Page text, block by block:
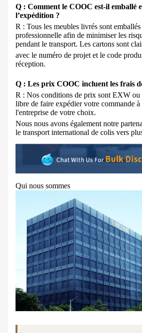
Q : Comment le COOC est-il emballé
l’expédition ?
R : Tous les meubles livrés sont
professionnelle afin de minimiser les
pendant le transport. Les cartons sont
avec le numéro de projet et le code
réception.
Q : Les prix COOC incluent les frais
R : Nos conditions de prix sont EXW ou
libre de faire expédier votre commande à
l'entreprise de votre choix.
Nous nous avons également notre
le transport international de colis vers
Qui nous sommes